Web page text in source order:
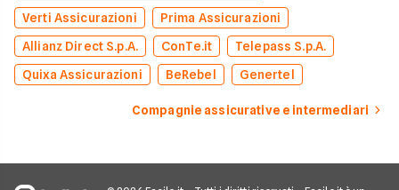
Verti Assicurazioni
Prima Assicurazioni
Allianz Direct S.p.A.
ConTe.it
Telepass S.p.A.
Quixa Assicurazioni
BeRebel Genertel
Compagnie assicurative e intermediari